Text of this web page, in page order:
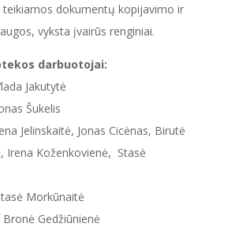
dokumentų kopijavimo ir
vyksta įvairūs renginiai.
darbuotojai:
Jakutytė
Šukelis
Jelinskaitė, Jonas Cicėnas, Birutė
Irena Koženkovienė, Stasė
Morkūnaitė
Gedžiūnienė